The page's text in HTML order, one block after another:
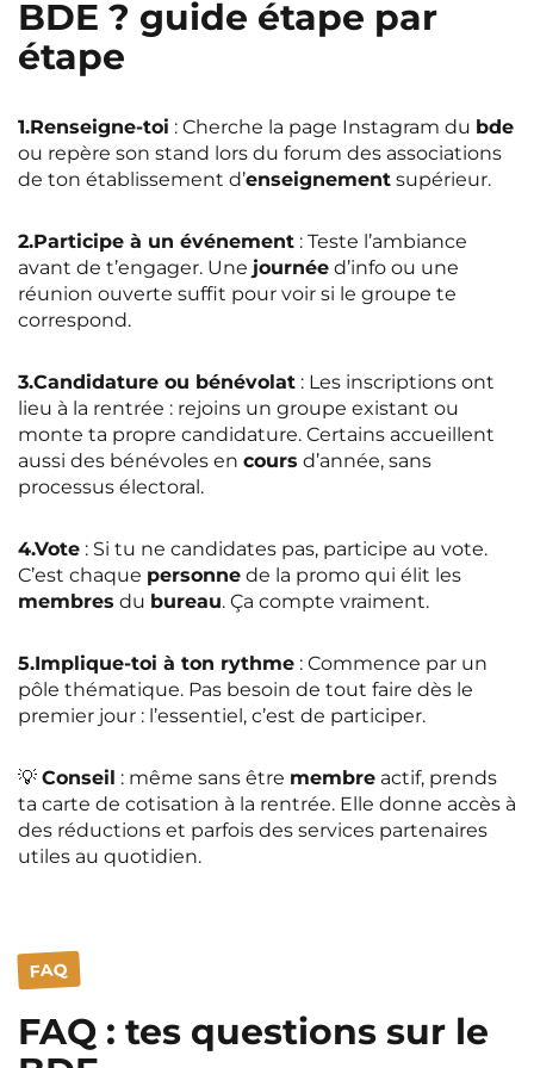
BDE ? guide étape par
étape
1.Renseigne-toi : Cherche la page Instagram du bde
ou repère son stand lors du forum des associations
de ton établissement d’enseignement supérieur.
2.Participe à un événement : Teste l’ambiance
avant de t’engager. Une journée d’info ou une
réunion ouverte suffit pour voir si le groupe te
correspond.
3.Candidature ou bénévolat : Les inscriptions ont
lieu à la rentrée : rejoins un groupe existant ou
monte ta propre candidature. Certains accueillent
aussi des bénévoles en cours d’année, sans
processus électoral.
4.Vote : Si tu ne candidates pas, participe au vote.
C’est chaque personne de la promo qui élit les
membres du bureau. Ça compte vraiment.
5.Implique-toi à ton rythme : Commence par un
pôle thématique. Pas besoin de tout faire dès le
premier jour : l’essentiel, c’est de participer.
💡 Conseil : même sans être membre actif, prends
ta carte de cotisation à la rentrée. Elle donne accès à
des réductions et parfois des services partenaires
utiles au quotidien.
FAQ
FAQ : tes questions sur le